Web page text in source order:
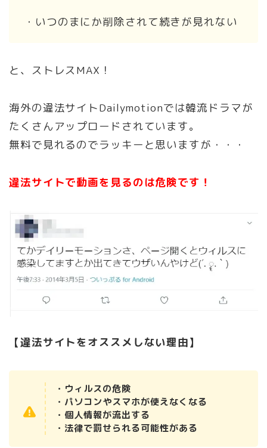
・いつのまにか削除されて続きが見れない
と、ストレスMAX！
海外の違法サイトDailymotionでは韓流ドラマが
たくさんアップロードされています。
無料で見れるのでラッキーと思いますが・・・
違法サイトで動画を見るのは危険です！
【違法サイトをオススメしない理由】
・ウィルスの危険
・パソコンやスマホが使えなくなる
・個人情報が流出する
・法律で罰せられる可能性がある